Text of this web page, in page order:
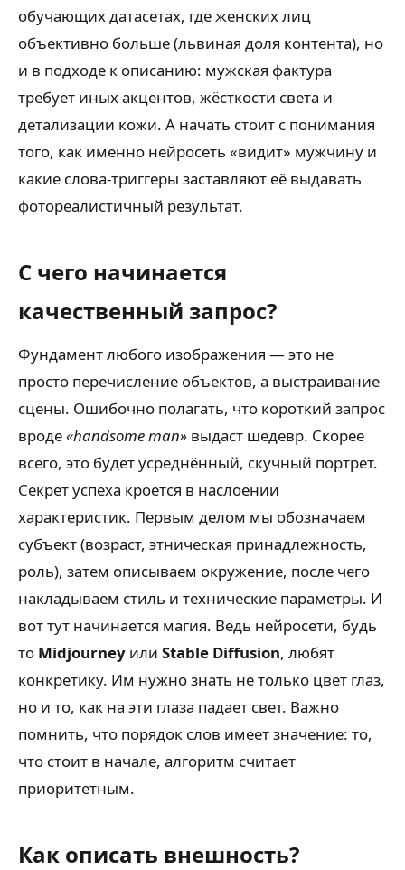
обучающих датасетах, где женских лиц
объективно больше (львиная доля контента), но
и в подходе к описанию: мужская фактура
требует иных акцентов, жёсткости света и
детализации кожи. А начать стоит с понимания
того, как именно нейросеть «видит» мужчину и
какие слова-триггеры заставляют её выдавать
фотореалистичный результат.
С чего начинается
качественный запрос?
Фундамент любого изображения — это не
просто перечисление объектов, а выстраивание
сцены. Ошибочно полагать, что короткий запрос
вроде«handsome man» выдаст шедевр. Скорее
всего, это будет усреднённый, скучный портрет.
Секрет успеха кроется в наслоении
характеристик. Первым делом мы обозначаем
субъект (возраст, этническая принадлежность,
роль), затем описываем окружение, после чего
накладываем стиль и технические параметры. И
вот тут начинается магия. Ведь нейросети, будь
то Midjourney или Stable Diffusion, любят
конкретику. Им нужно знать не только цвет глаз,
но и то, как на эти глаза падает свет. Важно
помнить, что порядок слов имеет значение: то,
что стоит в начале, алгоритм считает
приоритетным.
Как описать внешность?